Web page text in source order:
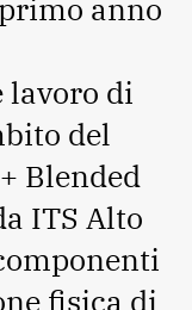
anno
lavoro di
del
Blended
ITS Alto
fisica di